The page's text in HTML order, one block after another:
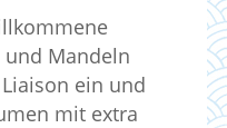
Mandeln
ein und
mit extra